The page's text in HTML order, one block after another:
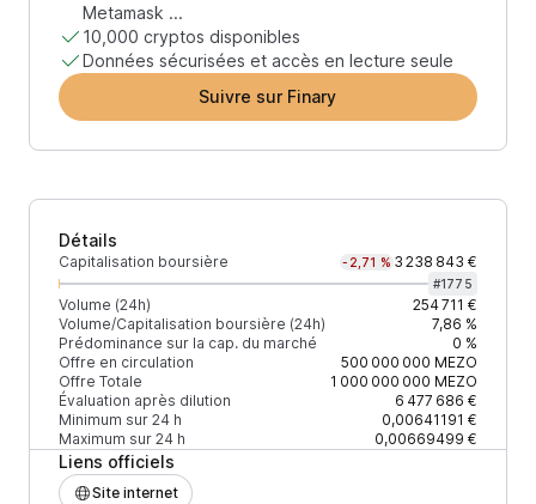
Metamask ...
10,000 cryptos disponibles
Données sécurisées et accès en lecture seule
Suivre sur Finary
Détails
Capitalisation boursière -2,71 % 3 238 843 €
#1775
Volume (24h)
254 711 €
Volume/Capitalisation boursière (24h)
7,86 %
Prédominance sur la cap. du marché
0 %
Offre en circulation
500 000 000 MEZO
Offre Totale
1 000 000 000 MEZO
Évaluation après dilution
6 477 686 €
Minimum sur 24 h
0,00641191 €
Maximum sur 24 h
0,00669499 €
Liens officiels
Site internet